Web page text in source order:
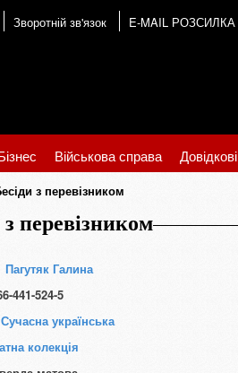
Зворотній зв'язок E-MAIL РОЗСИЛКА
Військова справа Довідкові
з перевізником
перевізником
Пагутяк Галина
441-524-5
Сучасна українська
колекція